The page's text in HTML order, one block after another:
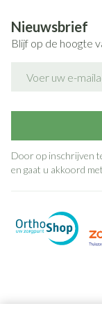
enkelvoudige
eenmaal per
Afhankelijk van
per
Nieuwsbrief
Blijf op de hoogte
Door op inschrijven
en gaat u akkoord